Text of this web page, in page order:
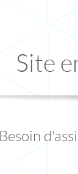
Site
Besoin